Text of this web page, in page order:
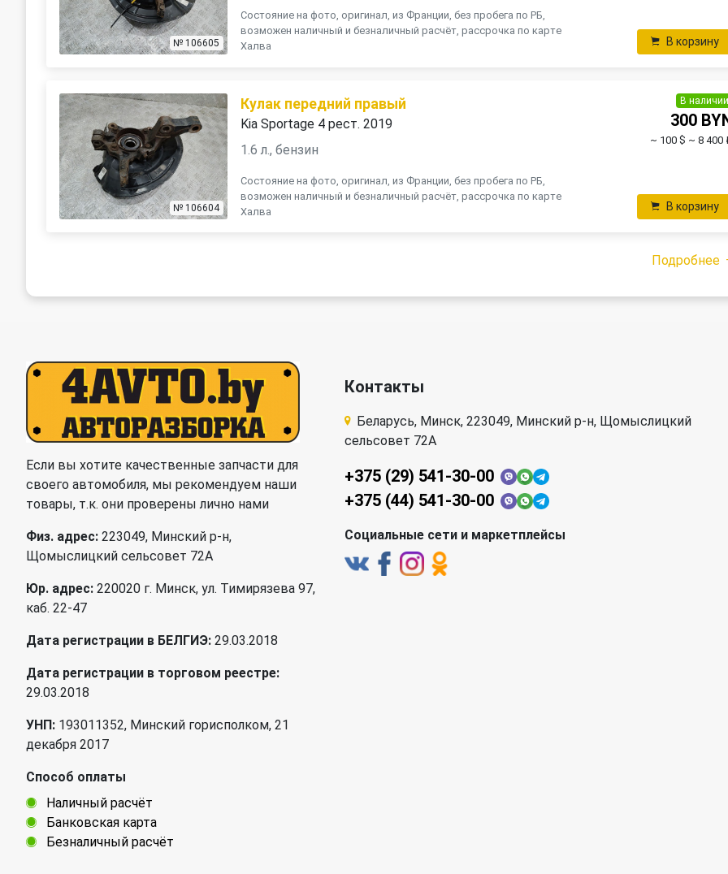
№ 106605
Состояние на фото, оригинал, из Франции, без пробега по РБ,
возможен наличный и безналичный расчёт, рассрочка по карте
Халва
В корзину
№ 106604
Кулак передний правый
Kia Sportage 4 рест. 2019
1.6 л., бензин
Состояние на фото, оригинал, из Франции, без пробега по РБ,
возможен наличный и безналичный расчёт, рассрочка по карте
Халва
В наличии
300
~ 100 $ ~ 8 400
В корзину
Подробнее
Если вы хотите качественные запчасти для
своего автомобиля, мы рекомендуем наши
товары, т.к. они проверены лично нами
Физ. адрес: 223049, Минский р-н,
Щомыслицкий сельсовет 72А
Юр. адрес: 220020 г. Минск, ул. Тимирязева 97,
каб. 22-47
Дата регистрации в БЕЛГИЭ: 29.03.2018
Дата регистрации в торговом реестре:
29.03.2018
УНП: 193011352, Минский горисполком, 21
декабря 2017
Способ оплаты
Наличный расчёт
Банковская карта
Безналичный расчёт
Контакты
Беларусь, Минск, 223049, Минский р-н, Щомыслицкий
сельсовет 72А
+375 (29) 541-30-00
+375 (44) 541-30-00
Социальные сети и маркетплейсы